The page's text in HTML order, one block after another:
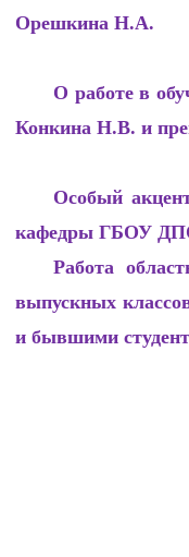
Орешкина Н.А.
О работе в
Конкина Н.В. и
Особый
кафедры ГБОУ
Работа
выпускных
и бывшими